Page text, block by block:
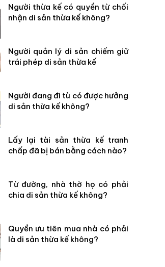
Người thừa kế có quyền từ chối
nhận di sản thừa kế không?
Người quản lý di sản chiếm giữ
trái phép di sản thừa kế
Người đang đi tù có được hưởng
di sản thừa kế không?
Lấy lại tài sản thừa kế tranh
chấp đã bị bán bằng cách nào?
Từ đường, nhà thờ họ có phải
chia di sản thừa kế không?
Quyền ưu tiên mua nhà có phải
là di sản thừa kế không?